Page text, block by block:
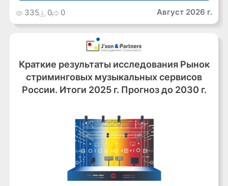
335 0 0 Август 2026 г.
Краткие результаты исследования Рынок
стриминговых музыкальных сервисов
России. Итоги 2025 г. Прогноз до 2030 г.